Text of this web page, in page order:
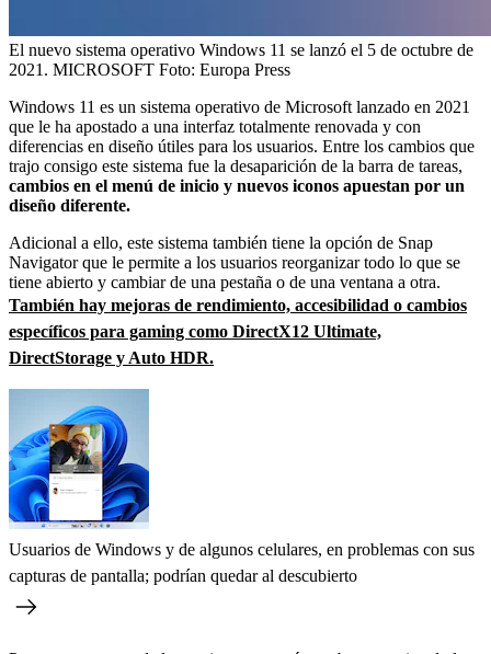
El nuevo sistema operativo Windows 11 se lanzó el 5 de octubre de
2021. MICROSOFT Foto: Europa Press
Windows 11 es un sistema operativo de Microsoft lanzado en 2021
que le ha apostado a una interfaz totalmente renovada y con
diferencias en diseño útiles para los usuarios. Entre los cambios que
trajo consigo este sistema fue la desaparición de la barra de tareas,
cambios en el menú de inicio y nuevos iconos apuestan por un
diseño diferente.
Adicional a ello, este sistema también tiene la opción de Snap
Navigator que le permite a los usuarios reorganizar todo lo que se
tiene abierto y cambiar de una pestaña o de una ventana a otra.
También hay mejoras de rendimiento, accesibilidad o cambios
específicos para gaming como DirectX12 Ultimate,
DirectStorage y Auto HDR.
Usuarios de Windows y de algunos celulares, en problemas con sus
capturas de pantalla; podrían quedar al descubierto